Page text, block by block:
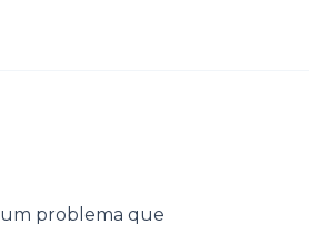
um problema que